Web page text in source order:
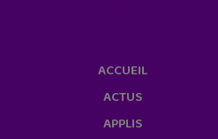
ACCUEIL
ACTUS
APPLIS